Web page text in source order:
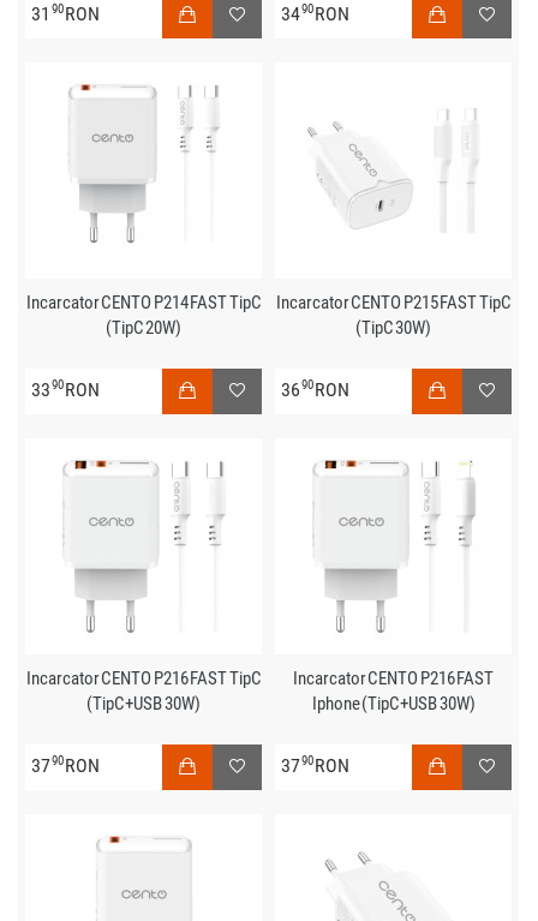
31 90RON 3490RON
Incarcator CENTO P214 FAST TipC
(TipC 20W)
3390RON
Incarcator CENTO P215 FAST TipC
(TipC 30W)
3690RON
Incarcator CENTO P216 FAST TipC
(TipC+USB 30W)
3790RON
Incarcator CENTO P216 FAST
Iphone (TipC+USB 30W)
3790RON